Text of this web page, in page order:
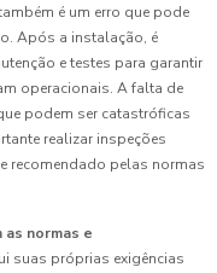
é um erro que pode
Após a instalação, é
e testes para garantir
operacionais. A falta de
podem ser catastróficas
realizar inspeções
recomendado pelas normas
as normas e
suas próprias exigências